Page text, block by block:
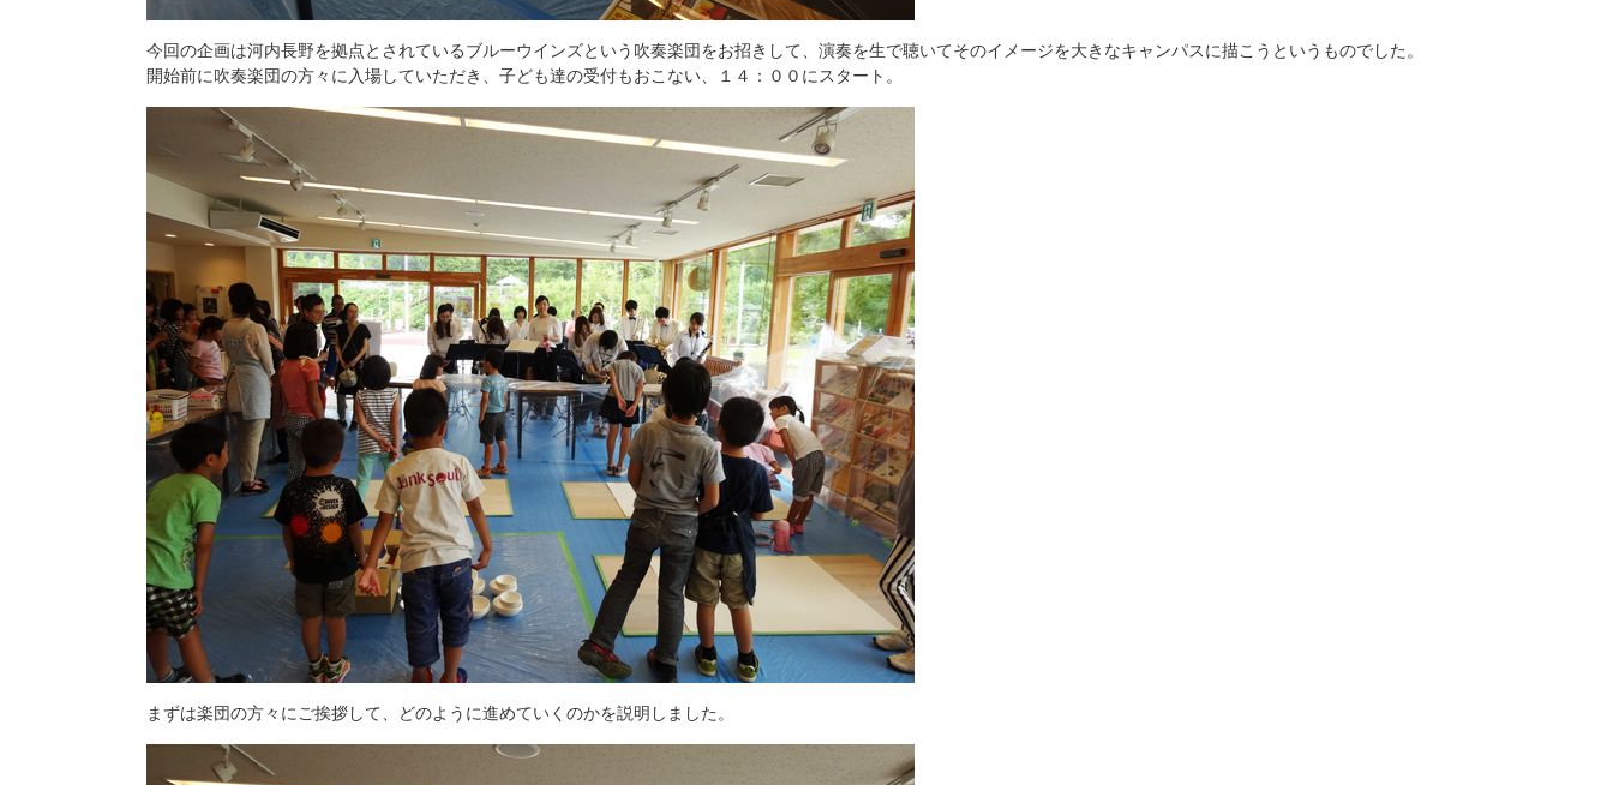
今回の企画は河内長野を拠点とされているブルーウインズという吹奏楽団をお招きして、演奏を生で聴いてそのイメージを大きなキャンパスに描こうというものでした。
開始前に吹奏楽団の方々に入場していただき、子ども達の受付もおこない、１４：００にスタート。
まずは楽団の方々にご挨拶して、どのように進めていくのかを説明しました。